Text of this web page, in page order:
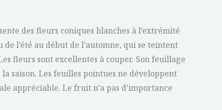
des fleurs coniques blanches à l’extrémité
l’été au début de l’automne, qui se teintent
fleurs sont excellentes à couper. Son feuillage
saison. Les feuilles pointues ne développent
appréciable. Le fruit n’a pas d’importance